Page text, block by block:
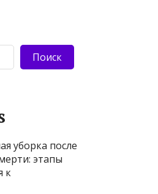
Поиск
уборка после
этапы
к